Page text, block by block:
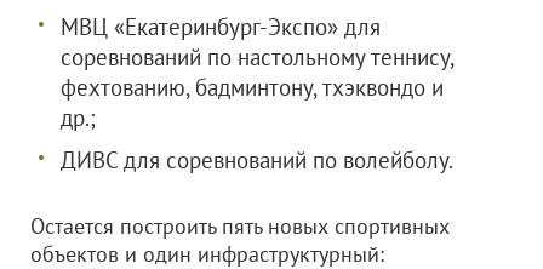
МВЦ «Екатеринбург-Экспо» для
соревнований по настольному теннису,
фехтованию, бадминтону, тхэквондо и
др.;
ДИВС для соревнований по волейболу.
Остается построить пять новых спортивных
объектов и один инфраструктурный: